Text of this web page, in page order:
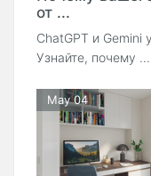
от ...
ChatGPT и Gemini
Узнайте, почему ...
May 04